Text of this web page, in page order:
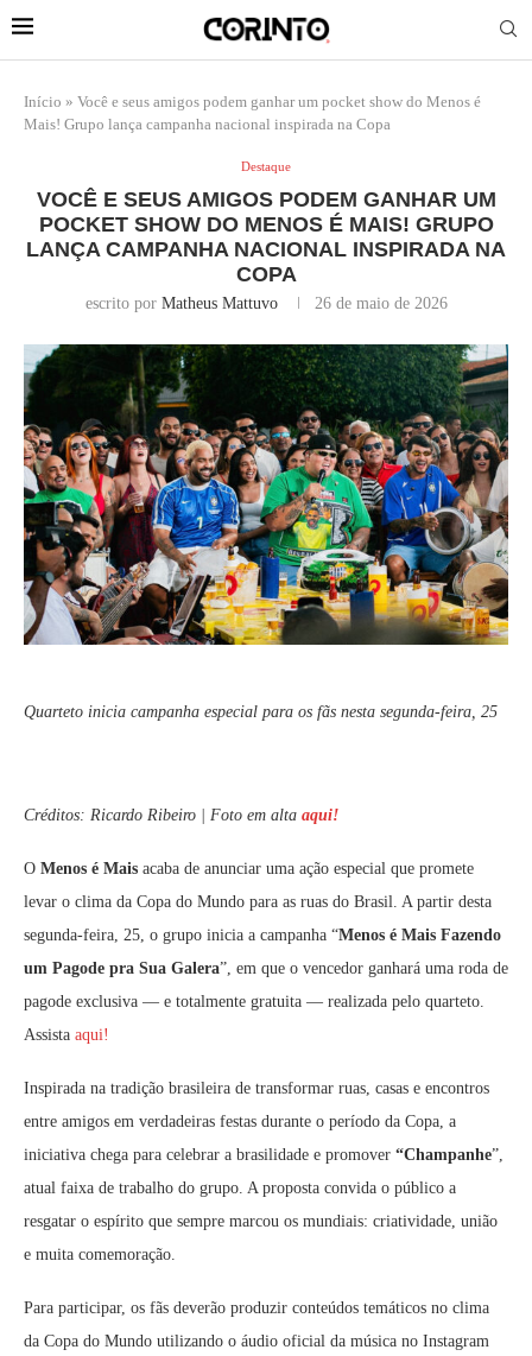
Início » Você e seus amigos podem ganhar um pocket show do Menos é
Mais! Grupo lança campanha nacional inspirada na Copa
Destaque
VOCÊ E SEUS AMIGOS PODEM GANHAR UM
POCKET SHOW DO MENOS É MAIS! GRUPO
LANÇA CAMPANHA NACIONAL INSPIRADA NA
COPA
escrito por Matheus Mattuvo 26 de maio de 2026
Quarteto inicia campanha especial para os fãs nesta segunda-feira, 25
Créditos: Ricardo Ribeiro | Foto em alta aqui!
O Menos é Mais acaba de anunciar uma ação especial que promete
levar o clima da Copa do Mundo para as ruas do Brasil. A partir desta
segunda-feira, 25, o grupo inicia a campanha “Menos é Mais Fazendo
um Pagode pra Sua Galera”, em que o vencedor ganhará uma roda de
pagode exclusiva — e totalmente gratuita — realizada pelo quarteto.
Assista aqui!
Inspirada na tradição brasileira de transformar ruas, casas e encontros
entre amigos em verdadeiras festas durante o período da Copa, a
iniciativa chega para celebrar a brasilidade e promover “Champanhe”,
atual faixa de trabalho do grupo. A proposta convida o público a
resgatar o espírito que sempre marcou os mundiais: criatividade, união
e muita comemoração.
Para participar, os fãs deverão produzir conteúdos temáticos no clima
da Copa do Mundo utilizando o áudio oficial da música no Instagram